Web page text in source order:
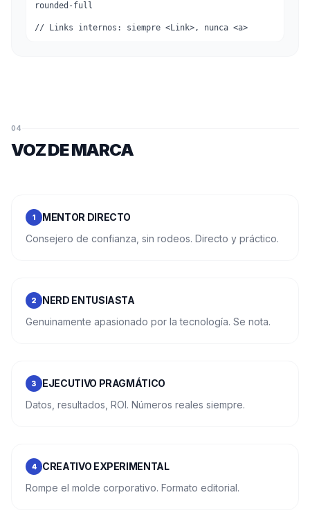
rounded-full
// Links internos: siempre <Link>, nunca <a>
04
VOZ DE MARCA
1
MENTOR DIRECTO
Consejero de confianza, sin rodeos. Directo y práctico.
2
NERD ENTUSIASTA
Genuinamente apasionado por la tecnología. Se nota.
3
EJECUTIVO PRAGMÁTICO
Datos, resultados, ROI. Números reales siempre.
4
CREATIVO EXPERIMENTAL
Rompe el molde corporativo. Formato editorial.